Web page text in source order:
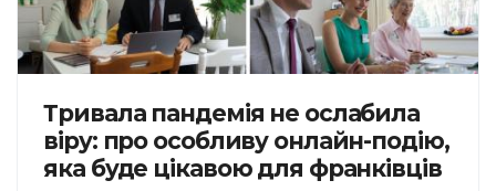
Тривала пандемія не ослабила
віру: про особливу онлайн-подію,
яка буде цікавою для франківців